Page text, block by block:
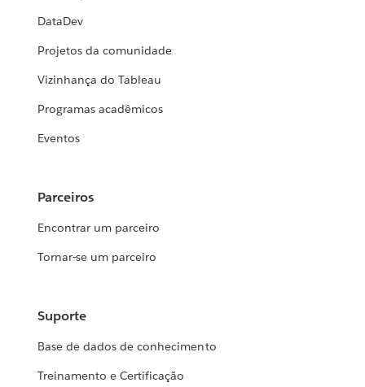
DataDev
Projetos da comunidade
Vizinhança do Tableau
Programas acadêmicos
Eventos
Parceiros
Encontrar um parceiro
Tornar-se um parceiro
Suporte
Base de dados de conhecimento
Treinamento e Certificação